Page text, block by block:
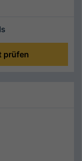
prüfen